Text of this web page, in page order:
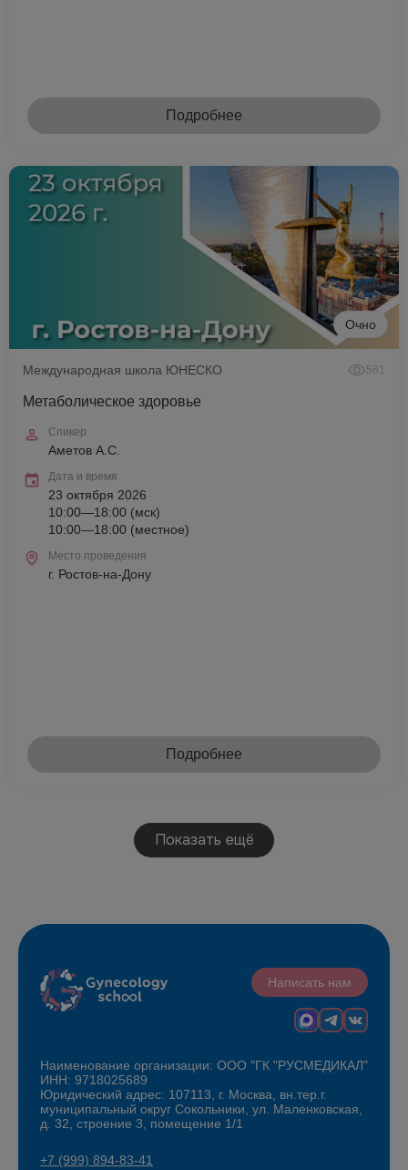
Подробнее
Очно
Международная школа ЮНЕСКО 561
Метаболическое здоровье
Спикер
Аметов А.С.
Дата и время
23 октября 2026
10:00—18:00 (мск)
10:00—18:00 (местное)
Место проведения
г. Ростов-на-Дону
Подробнее
Показать ещё
Написать нам
Наименование организации: ООО "ГК "РУСМЕДИКАЛ"
ИНН: 9718025689
Юридический адрес: 107113, г. Москва, вн.тер.г.
муниципальный округ Сокольники, ул. Маленковская,
д. 32, строение 3, помещение 1/1
+7 (999) 894-83-41